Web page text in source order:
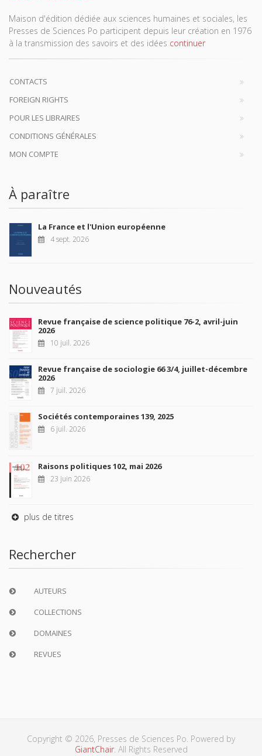
Maison d'édition dédiée aux sciences humaines et sociales, les
Presses de Sciences Po participent depuis leur création en 1976
à la transmission des savoirs et des idées continuer
CONTACTS
FOREIGN RIGHTS
POUR LES LIBRAIRES
CONDITIONS GÉNÉRALES
MON COMPTE
À paraître
La France et l'Union européenne
4 sept. 2026
Nouveautés
Revue française de science politique 76-2, avril-juin
2026
10 juil. 2026
Revue française de sociologie 66 3/4, juillet-décembre
2026
7 juil. 2026
Sociétés contemporaines 139, 2025
6 juil. 2026
Raisons politiques 102, mai 2026
23 juin 2026
plus de titres
Rechercher
AUTEURS
COLLECTIONS
DOMAINES
REVUES
Copyright © 2026, Presses de Sciences Po. Powered by
GiantChair. All Rights Reserved